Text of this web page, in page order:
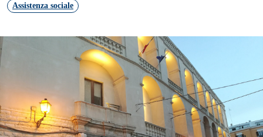
Assistenza sociale